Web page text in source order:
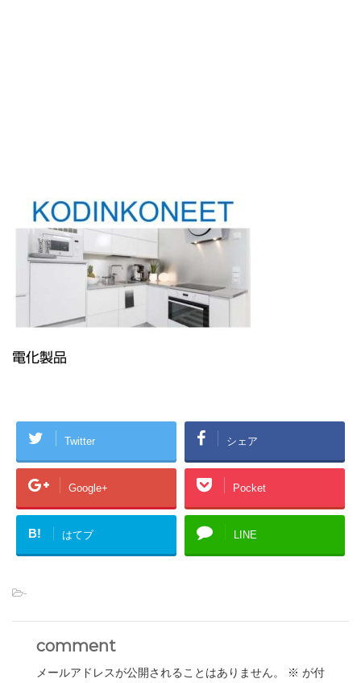
電化製品
Twitter シェア
Google+ Pocket
B! はてブ LINE
-
comment
メールアドレスが公開されることはありません。 ※ が付